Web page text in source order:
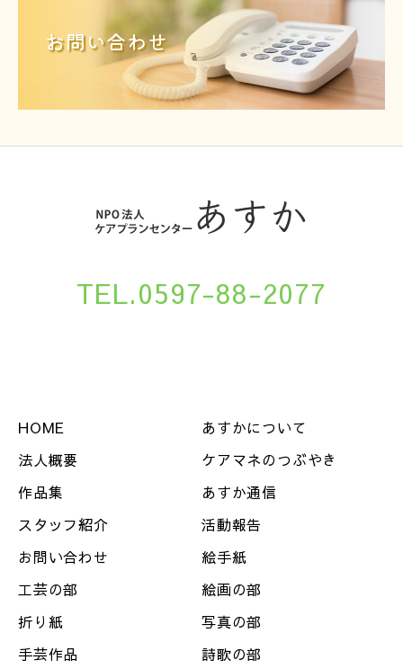
お問い合わせ
TEL.0597-88-2077
HOME
あすかについて
法人概要
ケアマネのつぶやき
作品集
あすか通信
スタッフ紹介
活動報告
お問い合わせ
絵手紙
工芸の部
絵画の部
折り紙
写真の部
手芸作品
詩歌の部